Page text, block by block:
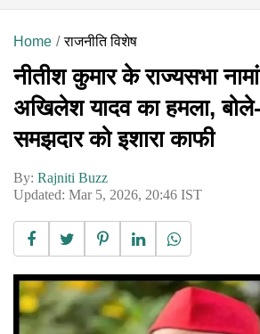
Home राजनीति विशेष
नीतीश कुमार के राज्यसभा
अखिलेश यादव का हमला,
समझदार को इशारा काफी
By: Rajniti Buzz
Updated: Mar 5, 2026, 20:46 IST